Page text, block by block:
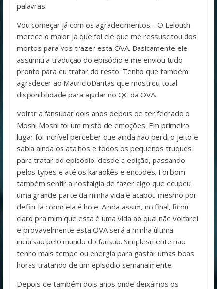
palavras.
Vou começar já com os agradecimentos… O Lelouch
merece o maior já que foi ele que me ressuscitou dos
mortos para vos trazer esta OVA. Basicamente ele
assumiu a tradução do episódio e me enviou tudo
pronto para eu tratar do resto. Tenho que também
agradecer ao MauricioDantas que mostrou total
disponibilidade para ajudar no QC da OVA.
Voltar a fansubar dois anos depois de ter fechado o
Moshi Moshi foi um misto de emoções. Em primeiro
lugar foi incrível perceber que ainda não perdi o jeito e
sabia ainda os atalhos e todos os pequenos truques
para tratar do episódio. desde a edição, passando
pelos types e até os karaokês e encodes. Foi bom
também sentir a nostalgia de fazer algo que ocupou
uma grande parte da minha vida e acabou mesmo por
defini-la como ela é hoje. Ainda assim, no final, ficou
claro pra mim que esta é uma vida ao qual não voltarei
e provavelmente esta OVA será a minha última
incursão pelo mundo do fansub. Simplesmente não
tenho mais tempo ou energia para gastar umas boas
horas tratando de um episódio semanalmente.
Depois de também dois anos onde deixámos os